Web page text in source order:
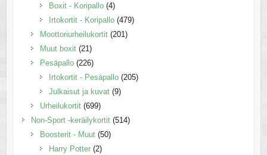
Boxit - Koripallo (4)
Irtokortit - Koripallo (479)
Moottoriurheilukortit (201)
Muut boxit (21)
Pesäpallo (226)
Irtokortit - Pesäpallo (205)
Julkaisut ja kuvat (9)
Urheilukortit (699)
Non-Sport -keräilykortit (514)
Boosterit - Muut (50)
Harry Potter (2)